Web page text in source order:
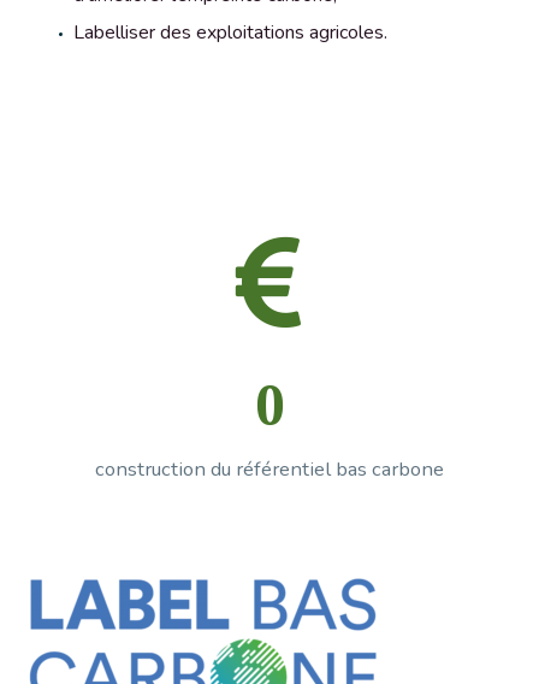
Labelliser des exploitations agricoles.


0
construction du référentiel bas carbone